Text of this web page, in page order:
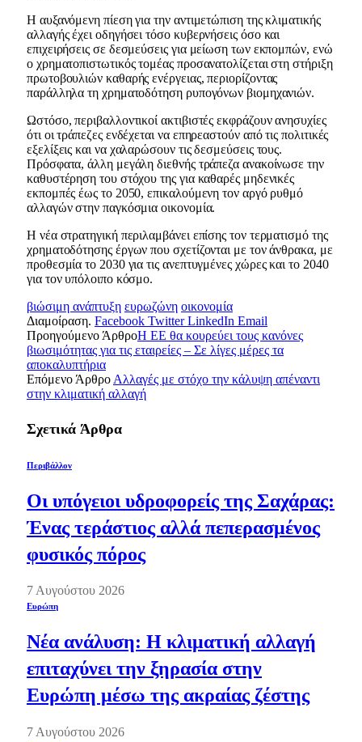
Η αυξανόμενη πίεση για την αντιμετώπιση της κλιματικής
αλλαγής έχει οδηγήσει τόσο κυβερνήσεις όσο και
επιχειρήσεις σε δεσμεύσεις για μείωση των εκπομπών, ενώ
ο χρηματοπιστωτικός τομέας προσανατολίζεται στη στήριξη
πρωτοβουλιών καθαρής ενέργειας, περιορίζοντας
παράλληλα τη χρηματοδότηση ρυπογόνων βιομηχανιών.
Ωστόσο, περιβαλλοντικοί ακτιβιστές εκφράζουν ανησυχίες
ότι οι τράπεζες ενδέχεται να επηρεαστούν από τις πολιτικές
εξελίξεις και να χαλαρώσουν τις δεσμεύσεις τους.
Πρόσφατα, άλλη μεγάλη διεθνής τράπεζα ανακοίνωσε την
καθυστέρηση του στόχου της για καθαρές μηδενικές
εκπομπές έως το 2050, επικαλούμενη τον αργό ρυθμό
αλλαγών στην παγκόσμια οικονομία.
Η νέα στρατηγική περιλαμβάνει επίσης τον τερματισμό της
χρηματοδότησης έργων που σχετίζονται με τον άνθρακα, με
προθεσμία το 2030 για τις ανεπτυγμένες χώρες και το 2040
για τον υπόλοιπο κόσμο.
βιώσιμη ανάπτυξη ευρωζώνη οικονομία
Διαμοίραση. Facebook Twitter LinkedIn Email
Προηγούμενο ΆρθροΗ ΕΕ θα κουρεύει τους κανόνες
βιωσιμότητας για τις εταιρείες – Σε λίγες μέρες τα
αποκαλυπτήρια
Επόμενο Άρθρο Αλλαγές με στόχο την κάλυψη απέναντι
στην κλιματική αλλαγή
Σχετικά Άρθρα
Περιβάλλον
Οι υπόγειοι υδροφορείς της Σαχάρας:
Ένας τεράστιος αλλά πεπερασμένος
φυσικός πόρος
7 Αυγούστου 2026
Ευρώπη
Νέα ανάλυση: Η κλιματική αλλαγή
επιταχύνει την ξηρασία στην
Ευρώπη μέσω της ακραίας ζέστης
7 Αυγούστου 2026